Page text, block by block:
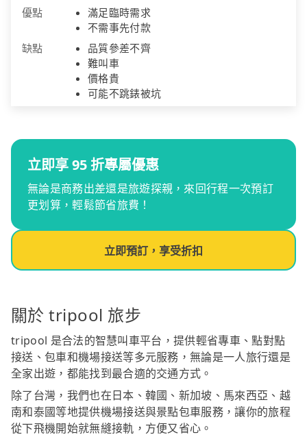
優點
滿足臨時需求
不需事先付款
缺點
品質參差不齊
難叫車
價格貴
可能不跳錶被坑
立即享 95 折專屬優惠
無論是商務出差還是旅遊探親，來回行程一次預訂
更划算，輕鬆節省旅費！
立即預訂，享受折扣
關於 tripool 旅步
tripool 是合法的智慧叫車平台，提供輕省專車、點對點
接送、包車和機場接送等多元服務，無論是一人旅行還是
全家出遊，都能找到最合適的交通方式。
除了台灣，我們也在日本、韓國、新加坡、馬來西亞、越
南和泰國等地提供機場接送與景點包車服務，讓你的旅程
從下飛機開始就無縫接軌，方便又省心。